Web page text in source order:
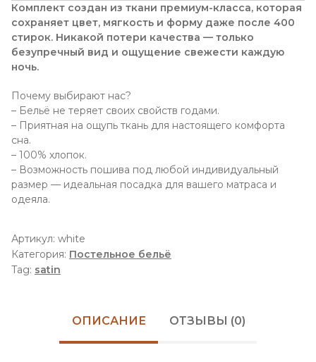
Комплект создан из ткани премиум-класса, которая
сохраняет цвет, мягкость и форму даже после 400
стирок. Никакой потери качества — только
безупречный вид и ощущение свежести каждую
ночь.
Почему выбирают нас?
– Бельё не теряет своих свойств годами.
– Приятная на ощупь ткань для настоящего комфорта
сна.
– 100% хлопок.
– Возможность пошива под любой индивидуальный
размер — идеальная посадка для вашего матраса и
одеяла.
Артикул: white
Категория: Постельное бельё
Tag: satin
ОПИСАНИЕ ОТЗЫВЫ (0)